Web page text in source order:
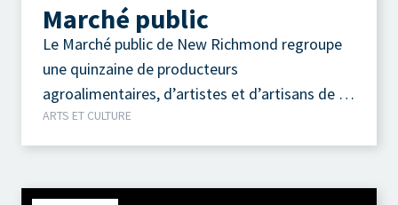
Marché public
Le Marché public de New Richmond regroupe
une quinzaine de producteurs
agroalimentaires, d’artistes et d’artisans de la
région.
ARTS ET CULTURE